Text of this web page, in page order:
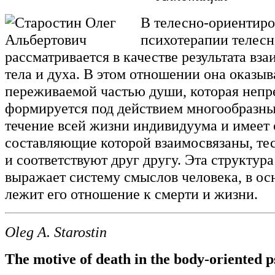
В телесно-
психотерапии
рассматривается в качестве результата
тела и духа. В этом отношении она
переживаемой частью души, которая
формируется под действием
течение всей жизни индивидуума и имеет
составляющие которой взаимосвязаны,
и соответствуют друг другу. Эта
выражает систему смыслов человека, в
лежит его отношение к смерти и жизни.
Oleg A. Starostin
The motive of death in the body-oriented